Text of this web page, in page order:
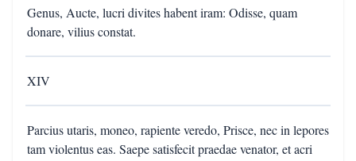
Genus, Aucte, lucri divites habent iram: Odisse, quam
donare, vilius constat.
XIV
Parcius utaris, moneo, rapiente veredo, Prisce, nec in lepores
tam violentus eas. Saepe satisfecit praedae venator, et acri